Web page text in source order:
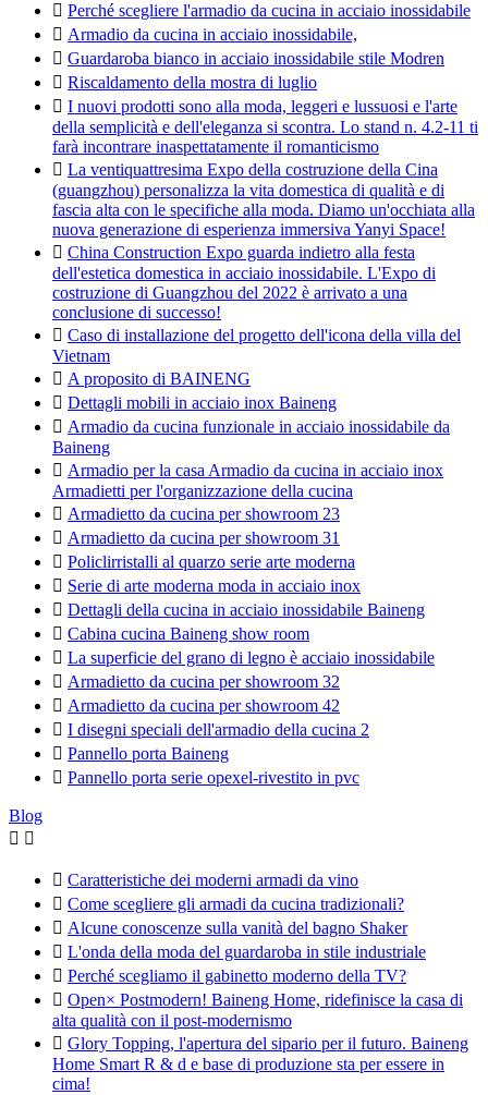
 Perché scegliere l'armadio da cucina in acciaio inossidabile
 Armadio da cucina in acciaio inossidabile,
 Guardaroba bianco in acciaio inossidabile stile Modren
 Riscaldamento della mostra di luglio
 I nuovi prodotti sono alla moda, leggeri e lussuosi e l'arte
della semplicità e dell'eleganza si scontra. Lo stand n. 4.2-11 ti
farà incontrare inaspettatamente il romanticismo
 La ventiquattresima Expo della costruzione della Cina
(guangzhou) personalizza la vita domestica di qualità e di
fascia alta con le specifiche alla moda. Diamo un'occhiata alla
nuova generazione di esperienza immersiva Yanyi Space!
 China Construction Expo guarda indietro alla festa
dell'estetica domestica in acciaio inossidabile. L'Expo di
costruzione di Guangzhou del 2022 è arrivato a una
conclusione di successo!
 Caso di installazione del progetto dell'icona della villa del
Vietnam
 A proposito di BAINENG
 Dettagli mobili in acciaio inox Baineng
 Armadio da cucina funzionale in acciaio inossidabile da
Baineng
 Armadio per la casa Armadio da cucina in acciaio inox
Armadietti per l'organizzazione della cucina
 Armadietto da cucina per showroom 23
 Armadietto da cucina per showroom 31
 Policlirristalli al quarzo serie arte moderna
 Serie di arte moderna moda in acciaio inox
 Dettagli della cucina in acciaio inossidabile Baineng
 Cabina cucina Baineng show room
 La superficie del grano di legno è acciaio inossidabile
 Armadietto da cucina per showroom 32
 Armadietto da cucina per showroom 42
 I disegni speciali dell'armadio della cucina 2
 Pannello porta Baineng
 Pannello porta serie opexel-rivestito in pvc
Blog
 
 Caratteristiche dei moderni armadi da vino
 Come scegliere gli armadi da cucina tradizionali?
 Alcune conoscenze sulla vanità del bagno Shaker
 L'onda della moda del guardaroba in stile industriale
 Perché scegliamo il gabinetto moderno della TV?
 Open× Postmodern! Baineng Home, ridefinisce la casa di
alta qualità con il post-modernismo
 Glory Topping, l'apertura del sipario per il futuro. Baineng
Home Smart R & d e base di produzione sta per essere in
cima!